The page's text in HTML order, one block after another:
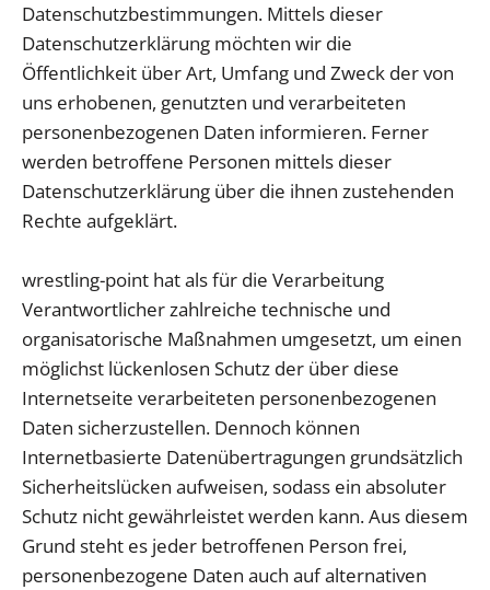
Datenschutzbestimmungen. Mittels dieser
Datenschutzerklärung möchten wir die
Öffentlichkeit über Art, Umfang und Zweck der von
uns erhobenen, genutzten und verarbeiteten
personenbezogenen Daten informieren. Ferner
werden betroffene Personen mittels dieser
Datenschutzerklärung über die ihnen zustehenden
Rechte aufgeklärt.
wrestling-point hat als für die Verarbeitung
Verantwortlicher zahlreiche technische und
organisatorische Maßnahmen umgesetzt, um einen
möglichst lückenlosen Schutz der über diese
Internetseite verarbeiteten personenbezogenen
Daten sicherzustellen. Dennoch können
Internetbasierte Datenübertragungen grundsätzlich
Sicherheitslücken aufweisen, sodass ein absoluter
Schutz nicht gewährleistet werden kann. Aus diesem
Grund steht es jeder betroffenen Person frei,
personenbezogene Daten auch auf alternativen